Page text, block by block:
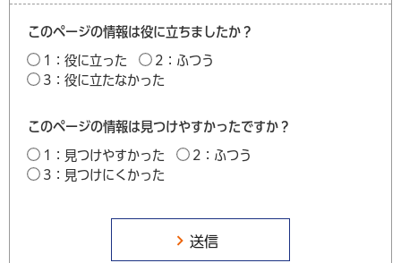
このページの情報は役に立ちましたか？
1：役に立った
2：ふつう
3：役に立たなかった
このページの情報は見つけやすかったですか？
1：見つけやすかった
2：ふつう
3：見つけにくかった